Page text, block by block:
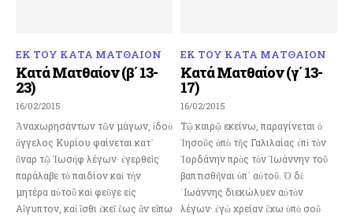
ΕΚ ΤΟΥ ΚΑΤΑ ΜΑΤΘΑΙΟΝ
Κατά Ματθαίον (β΄ 13-
23)
16/02/2015
Ἀναχωρησάντων τῶν μάγων, ἰδοὺ
ἄγγελος Κυρίου φαίνεται κατ᾿
ὄναρ τῷ Ἰωσὴφ λέγων· ἐγερθεὶς
παράλαβε τὸ παιδίον καὶ τὴν
μητέρα αὐτοῦ καὶ φεῦγε εἰς
Αἴγυπτον, καὶ ἴσθι ἐκεῖ ἕως ἂν εἴπω
ΕΚ ΤΟΥ ΚΑΤΑ ΜΑΤΘΑΙΟΝ
Κατά Ματθαίον (γ΄ 13-
17)
16/02/2015
Τῷ καιρῷ εκείνω, παραγίνεται ὁ
Ἰησοῦς ἀπὸ τῆς Γαλιλαίας ἐπὶ τὸν
Ἰορδάνην πρὸς τὸν Ἰωάννην τοῦ
βαπτισθῆναι ὑπ᾿ αὐτοῦ. Ὁ δὲ
᾿Ιωάννης διεκώλυεν αὐτὸν
λέγων· ἐγὼ χρείαν ἔχω ὑπὸ σοῦ